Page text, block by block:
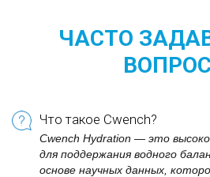
ЧАСТО
Что такое Cwench?
Cwench Hydration — это
для поддержания водного
основе научных данных,